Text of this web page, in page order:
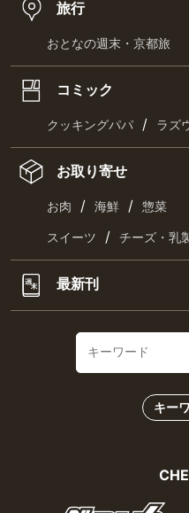
旅行
おとなの週末・京都旅
コミック
クッキングパパ / ラズ
お取り寄せ
お肉 / 海鮮 / 惣菜
スイーツ / チーズ・乳
最新刊
キー